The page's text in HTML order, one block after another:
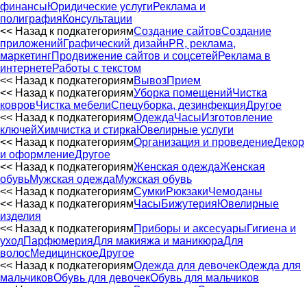
финансыЮридические услугиРеклама и
полиграфияКонсультации
<< Назад к подкатегориямСоздание сайтовСоздание
приложенийГрафический дизайнPR, реклама,
маркетингПродвижение сайтов и соцсетейРеклама в
интернетеРаботы с текстом
<< Назад к подкатегориямВывозПрием
<< Назад к подкатегориямУборка помещенийЧистка
ковровЧистка мебелиСпецуборка, дезинфекцияДругое
<< Назад к подкатегориямОдеждаЧасыИзготовление
ключейХимчистка и стиркаЮвелирные услуги
<< Назад к подкатегориямОрганизация и проведениеДекор
и оформлениеДругое
<< Назад к подкатегориямЖенская одеждаЖенская
обувьМужская одеждаМужская обувь
<< Назад к подкатегориямСумкиРюкзакиЧемоданы
<< Назад к подкатегориямЧасыБижутерияЮвелирные
изделия
<< Назад к подкатегориямПриборы и аксесуарыГигиена и
уходПарфюмерияДля макияжа и маникюраДля
волосМедицинскоеДругое
<< Назад к подкатегориямОдежда для девочекОдежда для
мальчиковОбувь для девочекОбувь для мальчиков